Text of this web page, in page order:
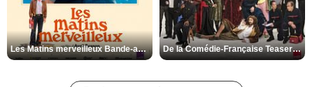
Les Matins merveilleux Bande-annonce VF De la Comédie-Française Teaser VF